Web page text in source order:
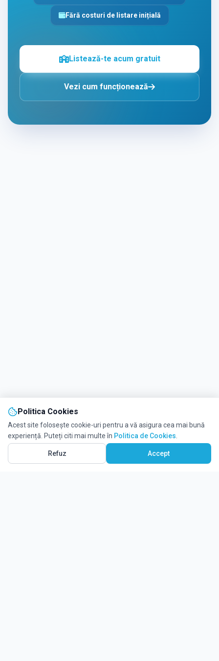
Fără costuri de listare inițială
Listează-te acum gratuit
Vezi cum funcționează
Politica Cookies
Acest site folosește cookie-uri pentru a vă asigura cea mai bună
experiență. Puteți citi mai multe în Politica de Cookies
Refuz Accept